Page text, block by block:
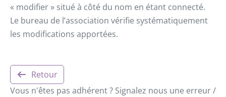
« modifier » situé à côté du nom en étant connecté.
Le bureau de l’association vérifie systématiquement
les modifications apportées.
Retour
Vous n'êtes pas adhérent ? Signalez nous une erreur /